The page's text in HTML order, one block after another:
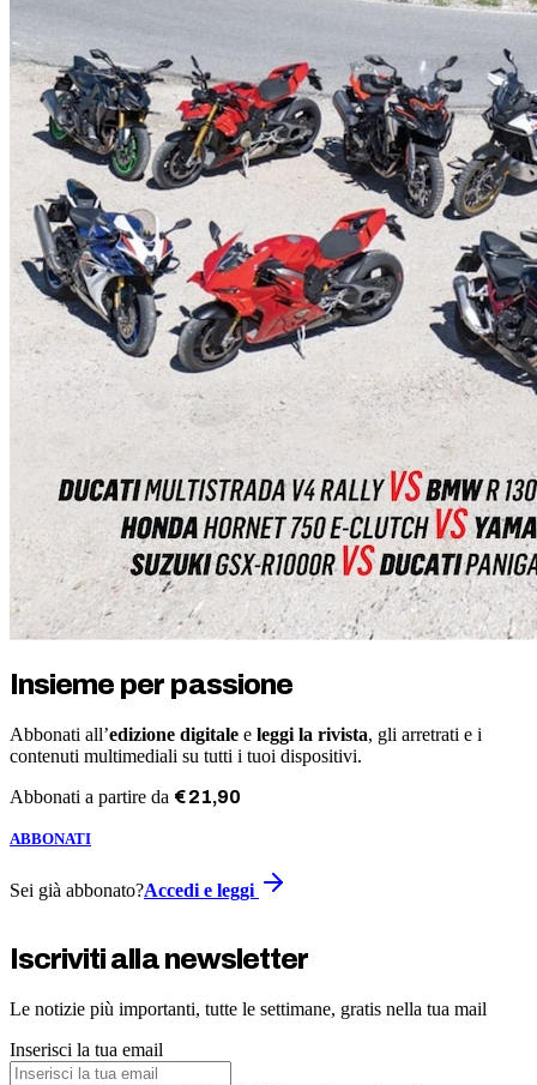
Insieme per passione
Abbonati all’edizione digitale e leggi la rivista, gli arretrati e i
contenuti multimediali su tutti i tuoi dispositivi.
Abbonati a partire da €21,90
ABBONATI
Sei già abbonato?Accedi e leggi
Iscriviti alla newsletter
Le notizie più importanti, tutte le settimane, gratis nella tua mail
Inserisci la tua email